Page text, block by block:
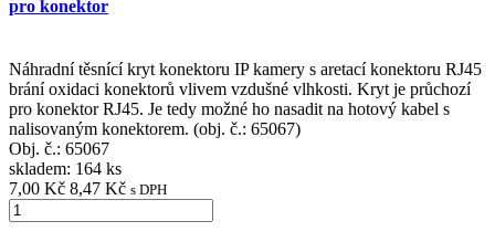
pro konektor
Náhradní těsnící kryt konektoru IP kamery s aretací konektoru RJ45
brání oxidaci konektorů vlivem vzdušné vlhkosti. Kryt je průchozí
pro konektor RJ45. Je tedy možné ho nasadit na hotový kabel s
nalisovaným konektorem. (obj. č.: 65067)
Obj. č.: 65067
skladem: 164 ks
7,00 Kč 8,47 Kč s DPH